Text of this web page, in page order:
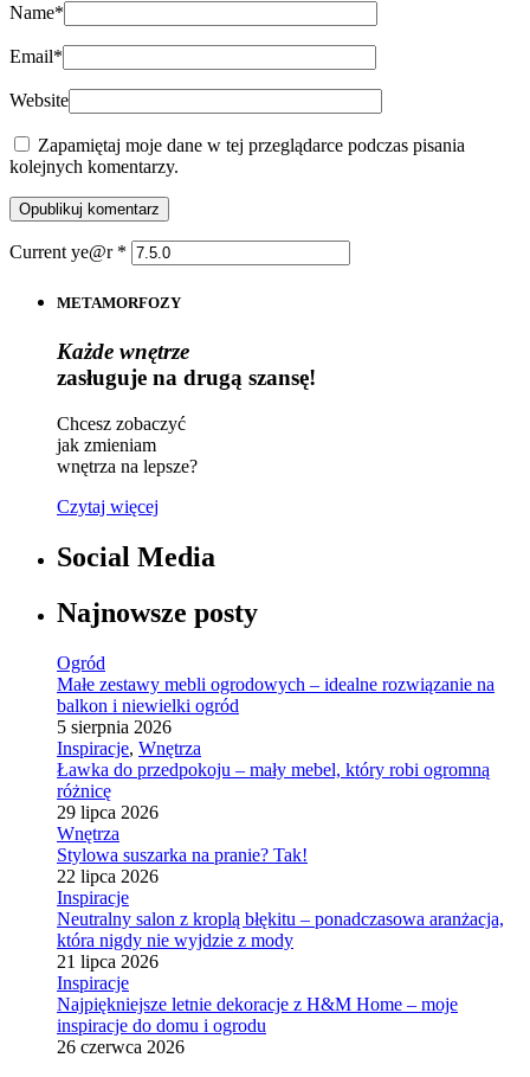
Name*
Email*
Website
Zapamiętaj moje dane w tej przeglądarce podczas pisania
kolejnych komentarzy.
Current ye@r *
METAMORFOZY
Każde wnętrze
zasługuje na drugą szansę!
Chcesz zobaczyć
jak zmieniam
wnętrza na lepsze?
Czytaj więcej
Social Media
Najnowsze posty
Ogród
Małe zestawy mebli ogrodowych – idealne rozwiązanie na
balkon i niewielki ogród
5 sierpnia 2026
Inspiracje, Wnętrza
Ławka do przedpokoju – mały mebel, który robi ogromną
różnicę
29 lipca 2026
Wnętrza
Stylowa suszarka na pranie? Tak!
22 lipca 2026
Inspiracje
Neutralny salon z kroplą błękitu – ponadczasowa aranżacja,
która nigdy nie wyjdzie z mody
21 lipca 2026
Inspiracje
Najpiękniejsze letnie dekoracje z H&M Home – moje
inspiracje do domu i ogrodu
26 czerwca 2026